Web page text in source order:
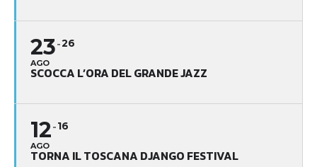
23
AGO
26
SCOCCA L’ORA DEL GRANDE JAZZ
12
AGO
16
TORNA IL TOSCANA DJANGO FESTIVAL